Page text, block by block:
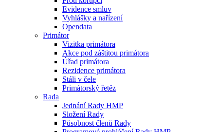
Evidence smluv
Vyhlášky a nařízení
Opendata
Primátor
Vizitka primátora
Akce pod záštitou primátora
Úřad primátora
Rezidence primátora
Stáli v čele
Primátorský řetěz
Rada
Jednání Rady HMP
Složení Rady
Působnost členů Rady